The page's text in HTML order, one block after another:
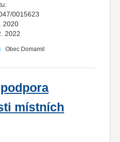
0015623
2020
2022
Obec Domamil
místních